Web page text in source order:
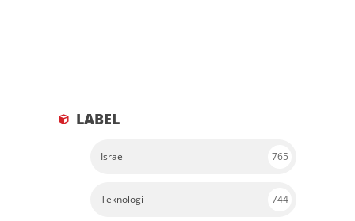
LABEL
Israel 765
Teknologi 744